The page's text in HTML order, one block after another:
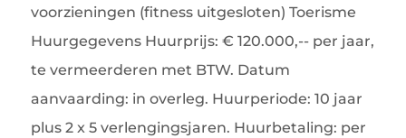
voorzieningen (fitness uitgesloten) Toerisme
Huurgegevens Huurprijs: € 120.000,-- per jaar,
te vermeerderen met BTW. Datum
aanvaarding: in overleg. Huurperiode: 10 jaar
plus 2 x 5 verlengingsjaren. Huurbetaling: per